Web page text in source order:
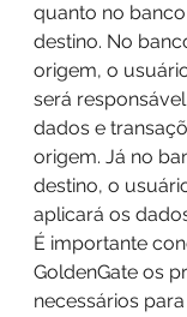
quanto no
destino. No
origem, o
será
dados e
origem. Já no
destino, o
aplicará os
É importante
GoldenGate os
necessários